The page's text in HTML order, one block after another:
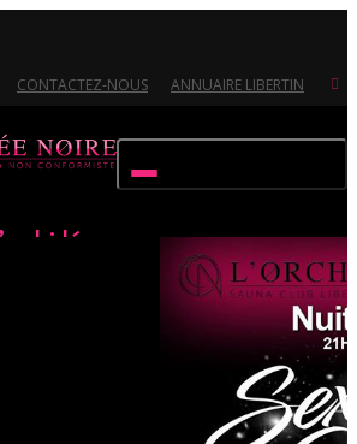
CONTACTEZ-NOUS ANNUAIRE LIBERTIN
informations, contactez-nous au 02.51.72.21.81